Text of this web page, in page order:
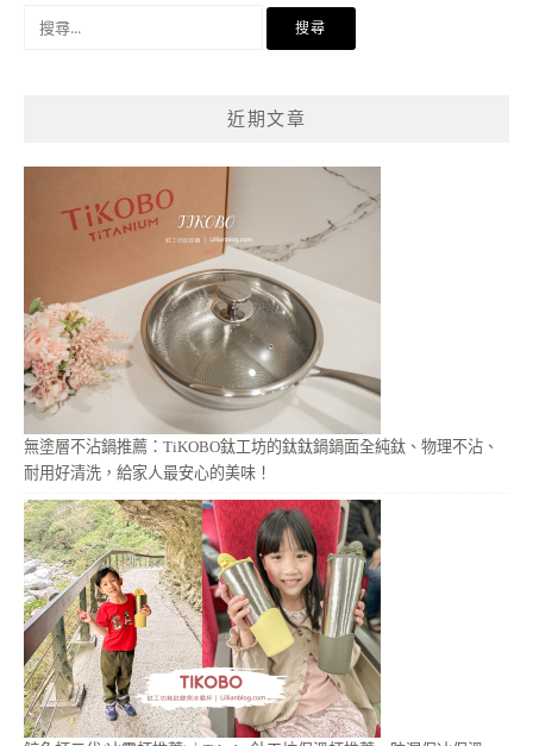
近期文章
無塗層不沾鍋推薦：TiKOBO鈦工坊的鈦鈦鍋鍋面全純鈦、物理不沾、
耐用好清洗，給家人最安心的美味！